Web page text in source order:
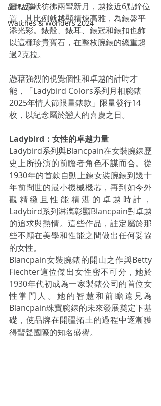
品牌故事
Watches & Wonders 2024
圖，形狀彷彿兩彎新月，越接近6點鐘位
置，其比例就越顯精煉高雅，為錶盤平
添光彩。錶殼、錶耳、錶冠和錶扣也飾
以這種珍貴寶石，在整枚腕錶的總重超
過2克拉。
憑藉強烈的視覺個性和卓越的計時才
能，「Ladybird Colors系列月相腕錶
2025年情人節限量錶款」限量發行14
枚，以紀念屬於戀人的喜慶之日。
Ladybird：女性的卓越力量
Ladybird系列與Blancpain在女裝腕錶歷
史上所扮演的前瞻者角色不謀而合。從
1930年的首款自動上鍊女裝腕錶到幾十
年前問世的最小機械機芯，再到如今外
觀精緻且性能精湛的卓越時計，
Ladybird系列淋漓彰顯Blancpain對卓越
的追求與熱情。這些作品，註定屬於那
些不願在美學和性能之間做出任何妥協
的女性。
Blancpain女裝腕錶的開山之作與Betty
Fiechter這位傑出女性密不可分，她於
1930年代初成為一家製錶公司的首位女
性掌門人。她的智慧和前瞻遠見為
Blancpain珠寶腕錶的未來發展奠定下基
礎，使品牌在開疆拓土的過程中逐漸獲
得蜚聲國際的知名盛譽。